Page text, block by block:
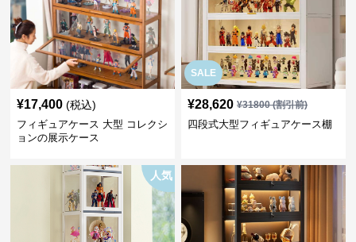
¥17,400 (税込)
フィギュアケース 大型 コレクシ
ョンの展示ケース
SALE
¥28,620 ¥31800(割引前)
四段式大型フィギュアケース棚
人気